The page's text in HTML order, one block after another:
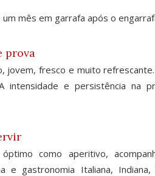
um mês em garrafa após o
prova
jovem, fresco e muito
intensidade e persistência na
como aperitivo,
e gastronomia Italiana,